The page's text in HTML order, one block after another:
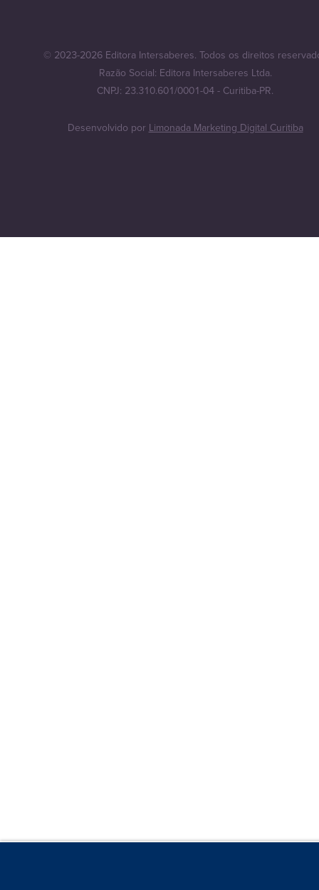
© 2023-2026 Editora Intersaberes. Todos os direitos
Razão Social: Editora Intersaberes Ltda.
CNPJ: 23.310.601/0001-04 - Curitiba-PR.
Desenvolvido por Limonada Marketing Digital Curitiba